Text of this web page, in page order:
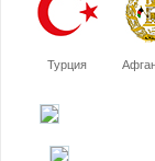
Турция